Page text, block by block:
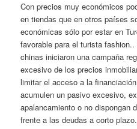
Con precios muy económicos
en tiendas que en otros países
económicas sólo por estar en
favorable para el turista
chinas iniciaron una campaña
excesivo de los precios
limitar el acceso a la
acumulen un pasivo excesivo,
apalancamiento o no dispongan
frente a las deudas a corto plazo.